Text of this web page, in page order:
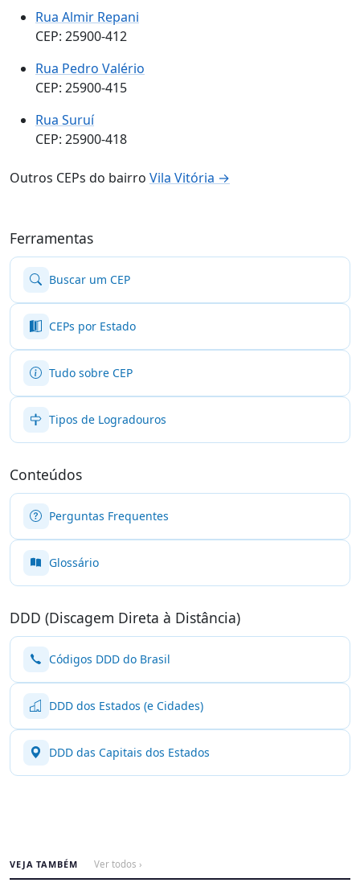
Rua Almir Repani
CEP: 25900-412
Rua Pedro Valério
CEP: 25900-415
Rua Suruí
CEP: 25900-418
Outros CEPs do bairro Vila Vitória →
Ferramentas
Buscar um CEP
CEPs por Estado
Tudo sobre CEP
Tipos de Logradouros
Conteúdos
Perguntas Frequentes
Glossário
DDD (Discagem Direta à Distância)
Códigos DDD do Brasil
DDD dos Estados (e Cidades)
DDD das Capitais dos Estados
VEJA TAMBÉM Ver todos ›